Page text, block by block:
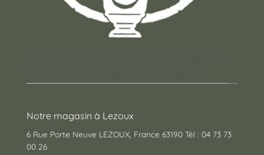
Notre magasin à Lezoux
6 Rue Porte Neuve LEZOUX, France 63190 Tél : 04 73 73
00 26